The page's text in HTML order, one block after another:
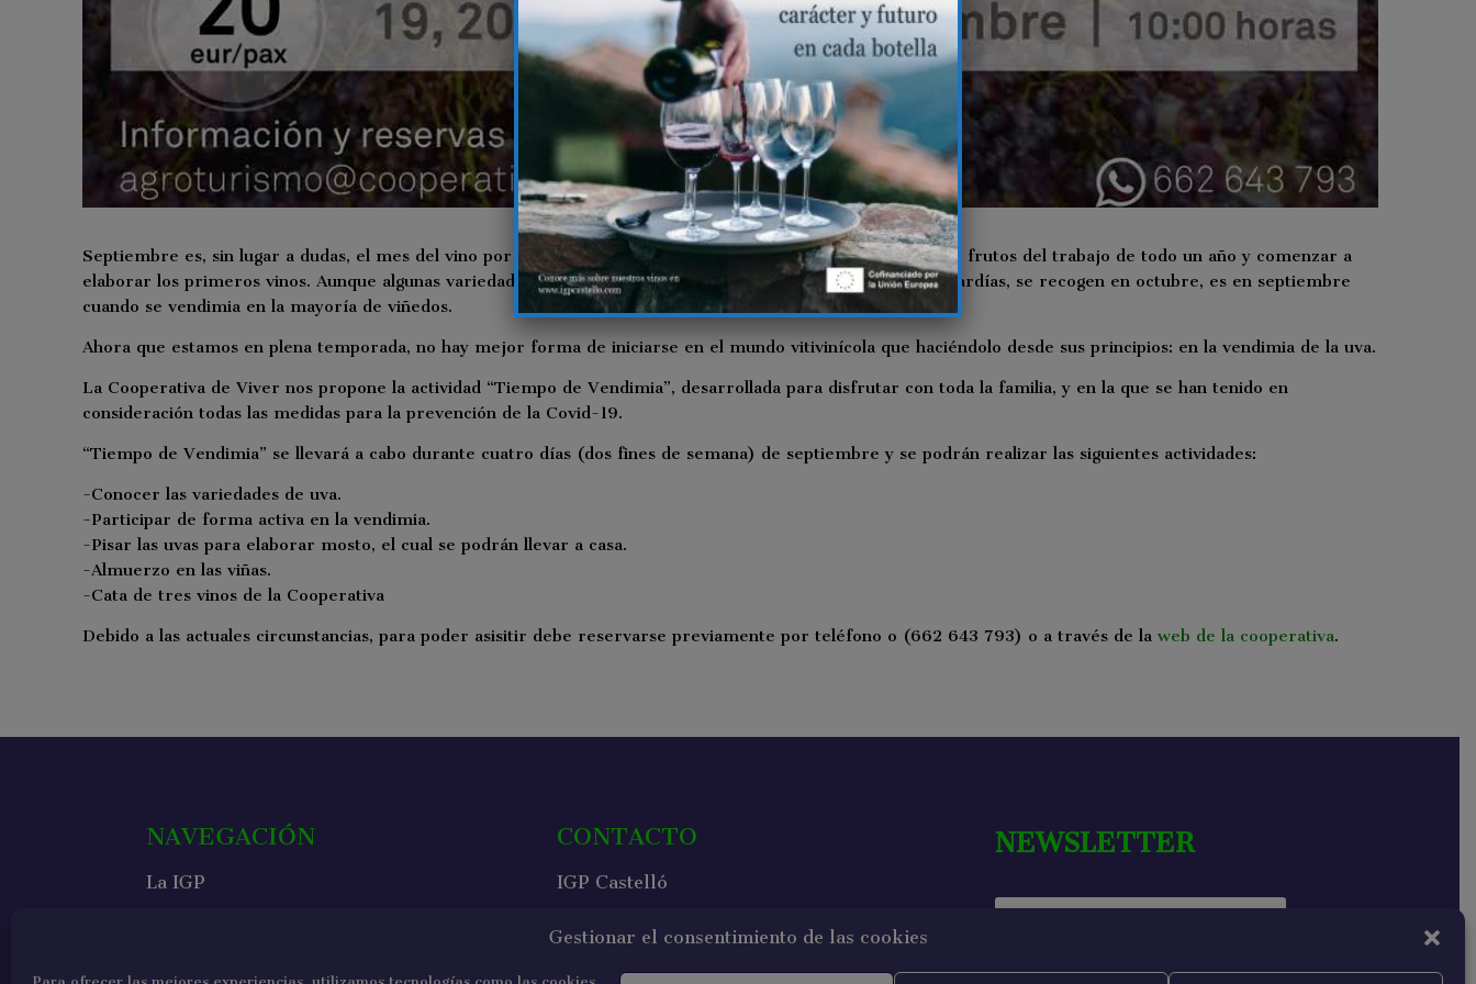
Gestionar el consentimiento de las cookies
Septiembre es, sin lugar a dudas, el mes del vino por excelencia. Es el tiempo de la vendimia, de recoger los frutos del trabajo de todo un año y comenzar a
elaborar los primeros vinos. Aunque algunas variedades más tempranas se recogen en agosto y otras, más tardías, se recogen en octubre, es en septiembre
cuando se vendimia en la mayoría de viñedos.
Ahora que estamos en plena temporada, no hay mejor forma de iniciarse en el mundo vitivinícola que haciéndolo desde sus principios: en la vendimia de la uva.
La Cooperativa de Viver nos propone la actividad “Tiempo de Vendimia”, desarrollada para disfrutar con toda la familia, y en la que se han tenido en
consideración todas las medidas para la prevención de la Covid-19.
“Tiempo de Vendimia” se llevará a cabo durante cuatro días (dos fines de semana) de septiembre y se podrán realizar las siguientes actividades:
-Conocer las variedades de uva.
-Participar de forma activa en la vendimia.
-Pisar las uvas para elaborar mosto, el cual se podrán llevar a casa.
-Almuerzo en las viñas.
-Cata de tres vinos de la Cooperativa
Debido a las actuales circunstancias, para poder asisitir debe reservarse previamente por teléfono o (662 643 793) o a través de la web de la cooperativa.
NAVEGACIÓN
La IGP
CONTACTO
IGP Castelló
NEWSLETTER
He leído y acepto la política de